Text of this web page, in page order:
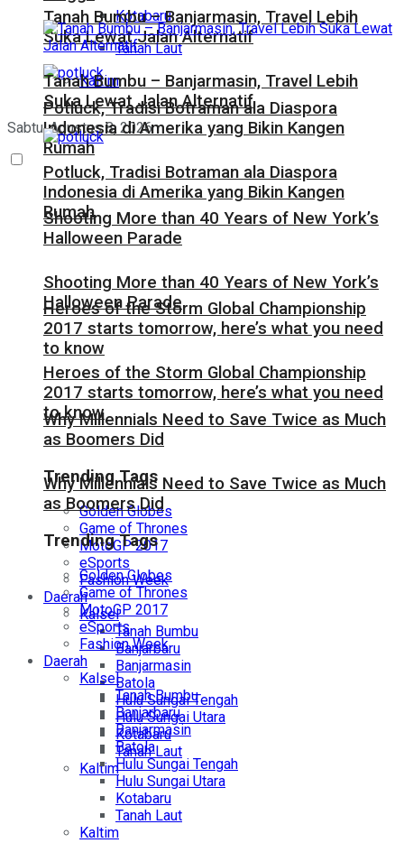
Kotabaru
Tanah Laut
Kaltim
Sabtu, Agustus 8, 2026
Tanah Bumbu – Banjarmasin, Travel Lebih
Suka Lewat Jalan Alternatif
Potluck, Tradisi Botraman ala Diaspora
Indonesia di Amerika yang Bikin Kangen
Rumah
Shooting More than 40 Years of New York’s
Halloween Parade
Heroes of the Storm Global Championship
2017 starts tomorrow, here’s what you need
to know
Why Millennials Need to Save Twice as Much
as Boomers Did
Trending Tags
Golden Globes
Game of Thrones
MotoGP 2017
eSports
Fashion Week
Daerah
Kalsel
Tanah Bumbu
Banjarbaru
Banjarmasin
Batola
Hulu Sungai Tengah
Hulu Sungai Utara
Kotabaru
Tanah Laut
Kaltim
Tanah Bumbu – Banjarmasin, Travel Lebih
Suka Lewat Jalan Alternatif
Potluck, Tradisi Botraman ala Diaspora
Indonesia di Amerika yang Bikin Kangen
Rumah
Shooting More than 40 Years of New York’s
Halloween Parade
Heroes of the Storm Global Championship
2017 starts tomorrow, here’s what you need
to know
Why Millennials Need to Save Twice as Much
as Boomers Did
Trending Tags
Golden Globes
Game of Thrones
MotoGP 2017
eSports
Fashion Week
Daerah
Kalsel
Tanah Bumbu
Banjarbaru
Banjarmasin
Batola
Hulu Sungai Tengah
Hulu Sungai Utara
Kotabaru
Tanah Laut
Kaltim